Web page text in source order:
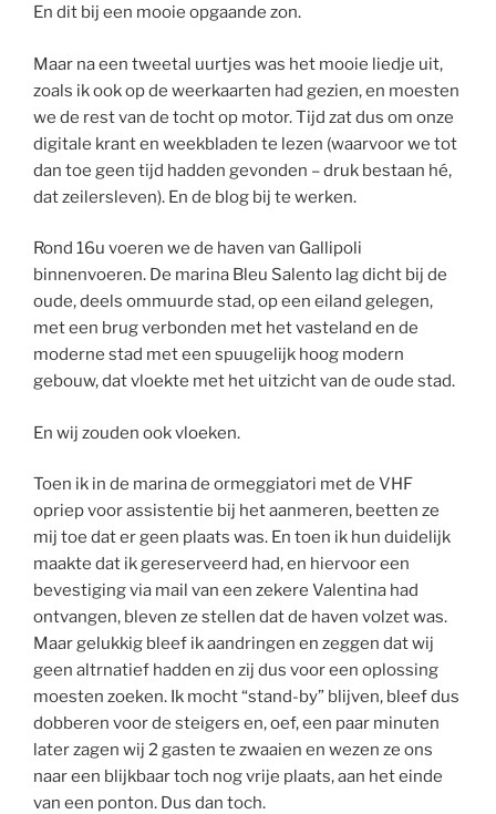
En dit bij een mooie opgaande zon.
Maar na een tweetal uurtjes was het mooie liedje uit,
zoals ik ook op de weerkaarten had gezien, en moesten
we de rest van de tocht op motor. Tijd zat dus om onze
digitale krant en weekbladen te lezen (waarvoor we tot
dan toe geen tijd hadden gevonden – druk bestaan hé,
dat zeilersleven). En de blog bij te werken.
Rond 16u voeren we de haven van Gallipoli
binnenvoeren. De marina Bleu Salento lag dicht bij de
oude, deels ommuurde stad, op een eiland gelegen,
met een brug verbonden met het vasteland en de
moderne stad met een spuugelijk hoog modern
gebouw, dat vloekte met het uitzicht van de oude stad.
En wij zouden ook vloeken.
Toen ik in de marina de ormeggiatori met de VHF
opriep voor assistentie bij het aanmeren, beetten ze
mij toe dat er geen plaats was. En toen ik hun duidelijk
maakte dat ik gereserveerd had, en hiervoor een
bevestiging via mail van een zekere Valentina had
ontvangen, bleven ze stellen dat de haven volzet was.
Maar gelukkig bleef ik aandringen en zeggen dat wij
geen altrnatief hadden en zij dus voor een oplossing
moesten zoeken. Ik mocht “stand-by” blijven, bleef dus
dobberen voor de steigers en, oef, een paar minuten
later zagen wij 2 gasten te zwaaien en wezen ze ons
naar een blijkbaar toch nog vrije plaats, aan het einde
van een ponton. Dus dan toch.